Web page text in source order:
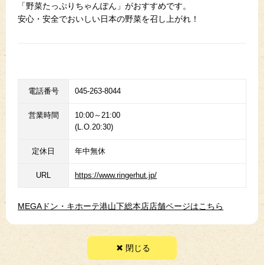
「野菜たっぷりちゃんぽん」がおすすめです。
安心・安全でおいしい日本の野菜を召し上がれ！
電話番号 045-263-8044
営業時間
10:00～21:00
(L.O.20:30)
定休日 年中無休
URL https://www.ringerhut.jp/
MEGAドン・キホーテ港山下総本店店舗ページはこちら
閉じる